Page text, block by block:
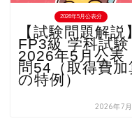
2026年5月公表分
【試験問題解説
FP3級 学科試験
2026年5月公表
問54（取得費加
の特例）
2026年7